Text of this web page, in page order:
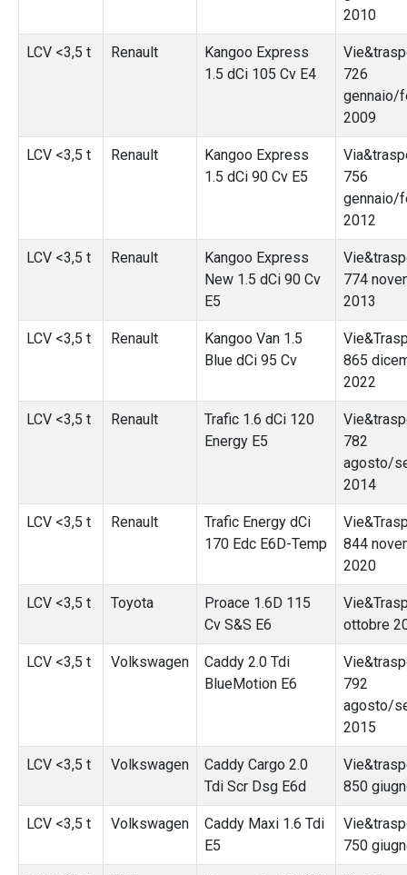
2010
LCV <3,5 t Renault
Kangoo Express
1.5 dCi 105 Cv E4
726
gennaio/
2009
LCV <3,5 t Renault
Kangoo Express
1.5 dCi 90 Cv E5
756
gennaio/
2012
LCV <3,5 t Renault
Kangoo Express
New 1.5 dCi 90 Cv
E5
774
2013
LCV <3,5 t Renault
Kangoo Van 1.5
Blue dCi 95 Cv
865
2022
LCV <3,5 t Renault
Trafic 1.6 dCi 120
Energy E5
782
agosto/
2014
LCV <3,5 t Renault
Trafic Energy dCi
170 Edc E6D-Temp
844
2020
LCV <3,5 t Toyota
Proace 1.6D 115
Cv S&S E6
ottobre
LCV <3,5 t Volkswagen
Caddy 2.0 Tdi
BlueMotion E6
792
agosto/
2015
LCV <3,5 t Volkswagen
Caddy Cargo 2.0
Tdi Scr Dsg E6d
850
LCV <3,5 t Volkswagen
Caddy Maxi 1.6 Tdi
E5
750